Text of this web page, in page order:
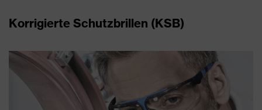
Korrigierte Schutzbrillen (KSB)